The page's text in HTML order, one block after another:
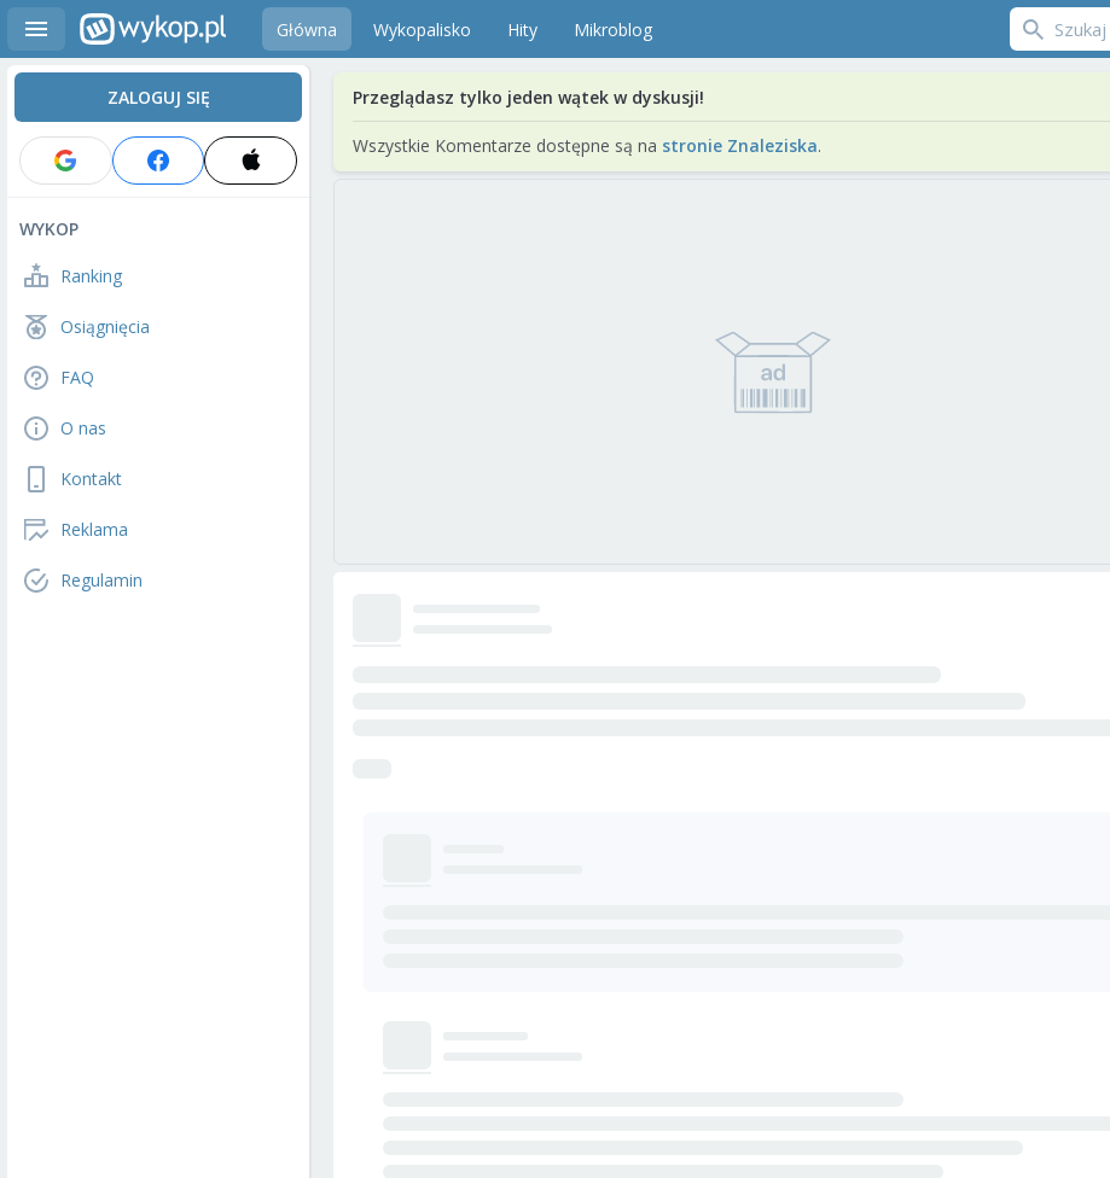
Główna Wykopalisko Hity Mikroblog
ZALOGUJ SIĘ
WYKOP
Ranking
Osiągnięcia
FAQ
O nas
Kontakt
Reklama
Regulamin
Przeglądasz tylko jeden wątek w dyskusji!
Wszystkie Komentarze dostępne są na stronie Znaleziska.